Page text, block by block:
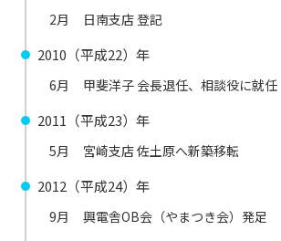
2月 日南支店 登記
2010（平成22）年
6月 甲斐洋子 会長退任、相談役に就任
2011（平成23）年
5月 宮崎支店 佐土原へ新築移転
2012（平成24）年
9月 興電舎OB会（やまつき会）発足